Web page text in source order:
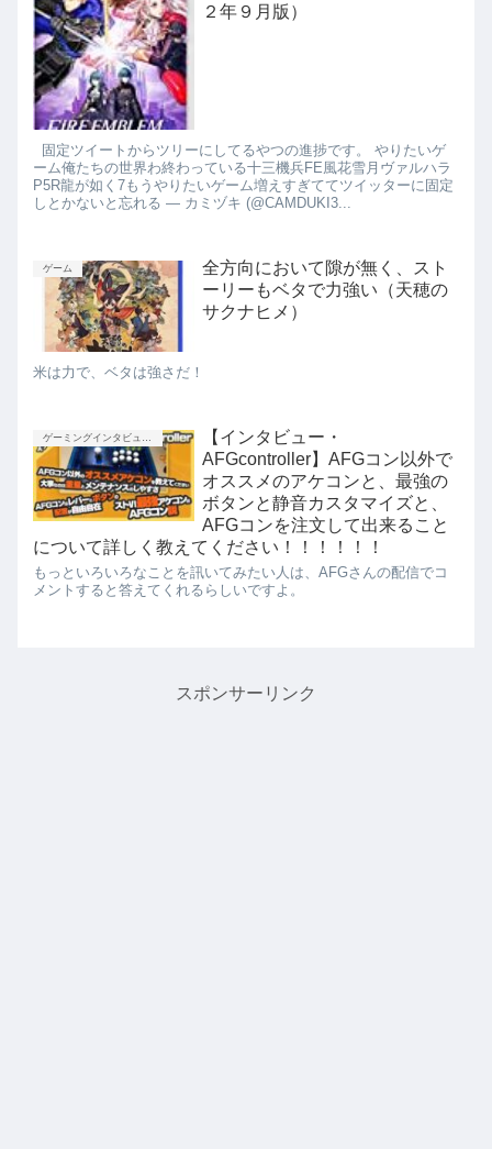
２年９月版）
固定ツイートからツリーにしてるやつの進捗です。 やりたいゲ
ーム俺たちの世界わ終わっている十三機兵FE風花雪月ヴァルハラ
P5R龍が如く7もうやりたいゲーム増えすぎててツイッターに固定
しとかないと忘れる — カミヅキ (@CAMDUKI3...
ゲーム
全方向において隙が無く、スト
ーリーもベタで力強い（天穂の
サクナヒメ）
米は力で、ベタは強さだ！
ゲーミングインタビュー企画
【インタビュー・
AFGcontroller】AFGコン以外で
オススメのアケコンと、最強の
ボタンと静音カスタマイズと、
AFGコンを注文して出来ること
について詳しく教えてください！！！！！！
もっといろいろなことを訊いてみたい人は、AFGさんの配信でコ
メントすると答えてくれるらしいですよ。
スポンサーリンク